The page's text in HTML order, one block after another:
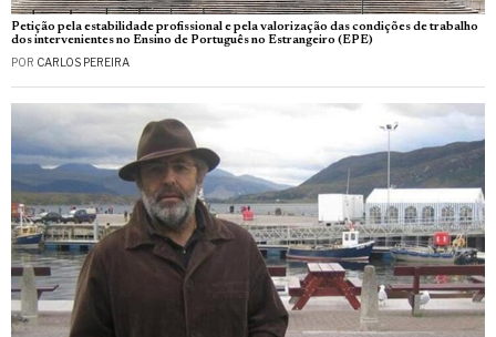
Petição pela estabilidade profissional e pela valorização das condições de trabalho
dos intervenientes no Ensino de Português no Estrangeiro (EPE)
POR CARLOS PEREIRA